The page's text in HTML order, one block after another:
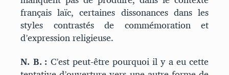
français laïc, certaines dissonances dans les
styles contrastés de commémoration et
d’expression religieuse.
N. B. : C’est peut-être pourquoi il y a eu cette